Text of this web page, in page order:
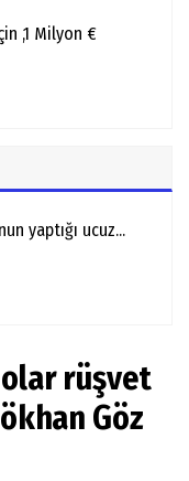
,1 Milyon €
yaptığı ucuz...
rüşvet
Göz